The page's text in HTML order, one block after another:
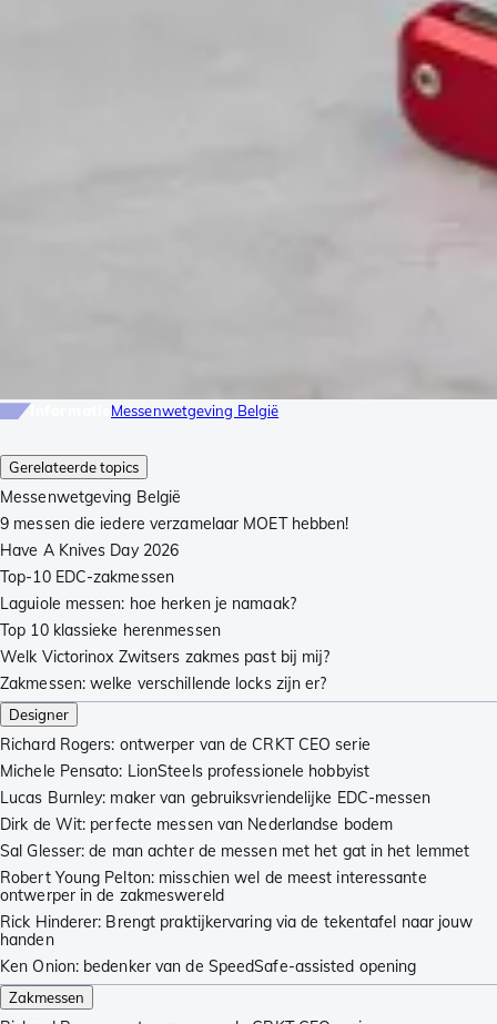
Gerelateerde topics
Messenwetgeving België
9 messen die iedere verzamelaar MOET hebben!
Have A Knives Day 2026
Top-10 EDC-zakmessen
Laguiole messen: hoe herken je namaak?
Top 10 klassieke herenmessen
Welk Victorinox Zwitsers zakmes past bij mij?
Zakmessen: welke verschillende locks zijn er?
Designer
Richard Rogers: ontwerper van de CRKT CEO serie
Michele Pensato: LionSteels professionele hobbyist
Lucas Burnley: maker van gebruiksvriendelijke EDC-messen
Dirk de Wit: perfecte messen van Nederlandse bodem
Sal Glesser: de man achter de messen met het gat in het lemmet
Robert Young Pelton: misschien wel de meest interessante
ontwerper in de zakmeswereld
Rick Hinderer: Brengt praktijkervaring via de tekentafel naar jouw
handen
Ken Onion: bedenker van de SpeedSafe-assisted opening
Zakmessen
Messenwetgeving België